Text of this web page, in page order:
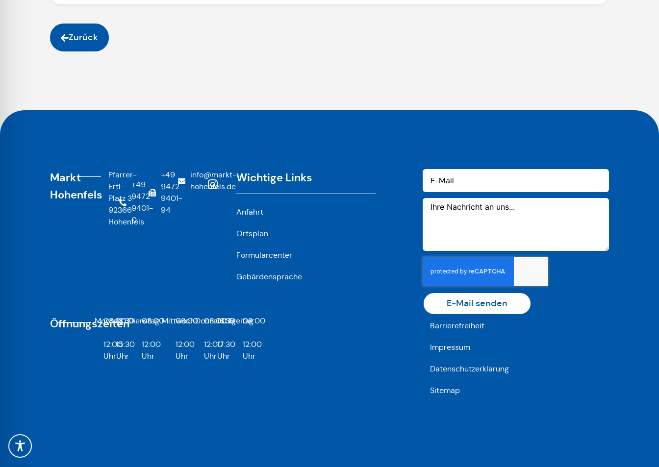
Zurück
Markt
Hohenfels
Pfarrer-
Ertl-
Platz 3
92366
Hohenfels
+49
9472
9401-
0
+49
9472
9401-
94
info@markt-
hohenfels.de
Wichtige Links
Anfahrt
Ortsplan
Formularcenter
Gebärdensprache
E-Mail senden
Öffnungszeiten
Montag
08:00
-
12:00
Uhr
13:30
-
15:30
Uhr
Dienstag
08:00
-
12:00
Uhr
Mittwoch
08:00
-
12:00
Uhr
Donnerstag
08:00
-
12:00
Uhr
13:30
-
17:30
Uhr
Freitag08:00
-
12:00
Uhr
Barrierefreiheit
Impressum
Datenschutzerklärung
Sitemap